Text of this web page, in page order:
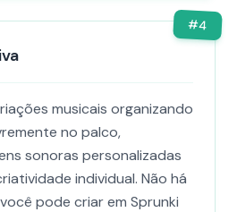
#4
musicais organizando
no palco,
sonoras personalizadas
individual. Não há
pode criar em Sprunki